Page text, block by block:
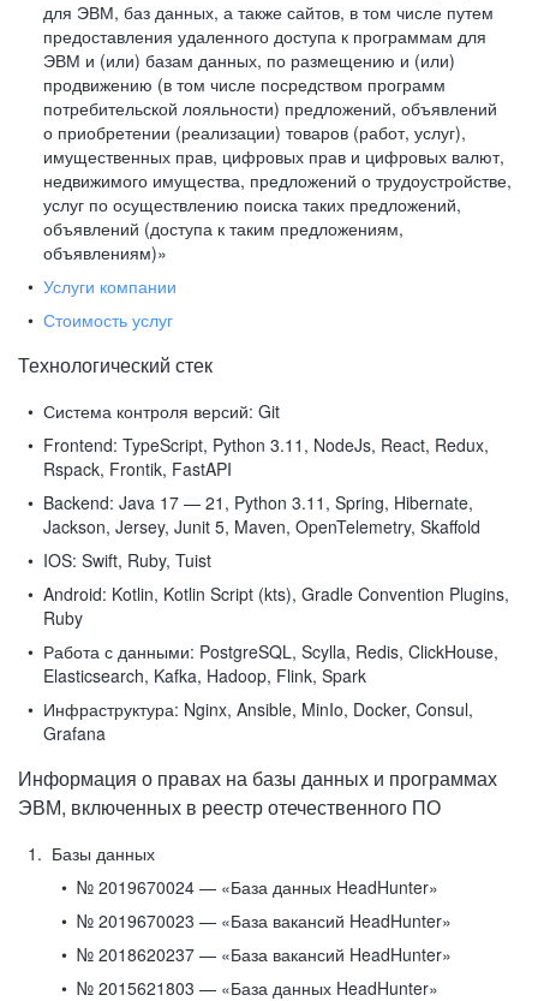
для ЭВМ, баз данных, а также сайтов, в том числе путем
предоставления удаленного доступа к программам для
ЭВМ и (или) базам данных, по размещению и (или)
продвижению (в том числе посредством программ
потребительской лояльности) предложений, объявлений
о приобретении (реализации) товаров (работ, услуг),
имущественных прав, цифровых прав и цифровых валют,
недвижимого имущества, предложений о трудоустройстве,
услуг по осуществлению поиска таких предложений,
объявлений (доступа к таким предложениям,
объявлениям)»
Услуги компании
Стоимость услуг
Технологический стек
Система контроля версий: Git
Frontend: TypeScript, Python 3.11, NodeJs, React, Redux,
Rspack, Frontik, FastAPI
Backend: Java 17 — 21, Python 3.11, Spring, Hibernate,
Jackson, Jersey, Junit 5, Maven, OpenTelemetry, Skaffold
IOS: Swift, Ruby, Tuist
Android: Kotlin, Kotlin Script (kts), Gradle Convention Plugins,
Ruby
Работа с данными: PostgreSQL, Scylla, Redis, ClickHouse,
Elasticsearch, Kafka, Hadoop, Flink, Spark
Инфраструктура: Nginx, Ansible, MinIo, Docker, Consul,
Grafana
Информация о правах на базы данных и программах
ЭВМ, включенных в реестр отечественного ПО
Базы данных
№ 2019670024 — «База данных HeadHunter»
№ 2019670023 — «База вакансий HeadHunter»
№ 2018620237 — «База вакансий HeadHunter»
№ 2015621803 — «База данных HeadHunter»